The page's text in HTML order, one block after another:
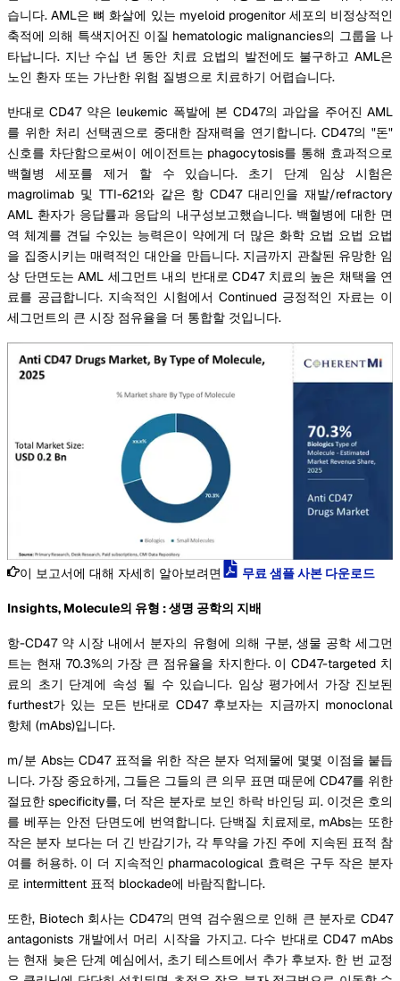
습니다. AML은 뼈 화살에 있는 myeloid progenitor 세포의 비정상적인
축적에 의해 특색지어진 이질 hematologic malignancies의 그룹을 나
타납니다. 지난 수십 년 동안 치료 요법의 발전에도 불구하고 AML은
노인 환자 또는 가난한 위험 질병으로 치료하기 어렵습니다.
반대로 CD47 약은 leukemic 폭발에 본 CD47의 과압을 주어진 AML
를 위한 처리 선택권으로 중대한 잠재력을 연기합니다. CD47의 "돈"
신호를 차단함으로써이 에이전트는 phagocytosis를 통해 효과적으로
백혈병 세포를 제거 할 수 있습니다. 초기 단계 임상 시험은
magrolimab 및 TTI-621와 같은 항 CD47 대리인을 재발/refractory
AML 환자가 응답률과 응답의 내구성보고했습니다. 백혈병에 대한 면
역 체계를 견딜 수있는 능력은이 약에게 더 많은 화학 요법 요법 요법
을 집중시키는 매력적인 대안을 만듭니다. 지금까지 관찰된 유망한 임
상 단면도는 AML 세그먼트 내의 반대로 CD47 치료의 높은 채택을 연
료를 공급합니다. 지속적인 시험에서 Continued 긍정적인 자료는 이
세그먼트의 큰 시장 점유율을 더 통합할 것입니다.
이 보고서에 대해 자세히 알아보려면 무료 샘플 사본 다운로드
Insights, Molecule의 유형 : 생명 공학의 지배
항-CD47 약 시장 내에서 분자의 유형에 의해 구분, 생물 공학 세그먼
트는 현재 70.3%의 가장 큰 점유율을 차지한다. 이 CD47-targeted 치
료의 초기 단계에 속성 될 수 있습니다. 임상 평가에서 가장 진보된
furthest가 있는 모든 반대로 CD47 후보자는 지금까지 monoclonal
항체 (mAbs)입니다.
m/분 Abs는 CD47 표적을 위한 작은 분자 억제물에 몇몇 이점을 붙듭
니다. 가장 중요하게, 그들은 그들의 큰 의무 표면 때문에 CD47를 위한
절묘한 specificity를, 더 작은 분자로 보인 하락 바인딩 피. 이것은 호의
를 베푸는 안전 단면도에 번역합니다. 단백질 치료제로, mAbs는 또한
작은 분자 보다는 더 긴 반감기가, 각 투약을 가진 주에 지속된 표적 참
여를 허용하. 이 더 지속적인 pharmacological 효력은 구두 작은 분자
로 intermittent 표적 blockade에 바람직합니다.
또한, Biotech 회사는 CD47의 면역 검수원으로 인해 큰 분자로 CD47
antagonists 개발에서 머리 시작을 가지고. 다수 반대로 CD47 mAbs
는 현재 늦은 단계 예심에서, 초기 테스트에서 추가 후보자. 한 번 교정